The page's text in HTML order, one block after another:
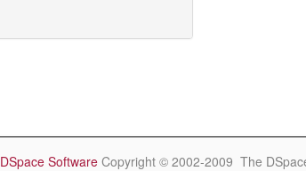
DSpace Software Copyright © 2002-2009 The